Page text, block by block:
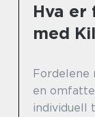
Hva
med
Fordelene
en
individuell